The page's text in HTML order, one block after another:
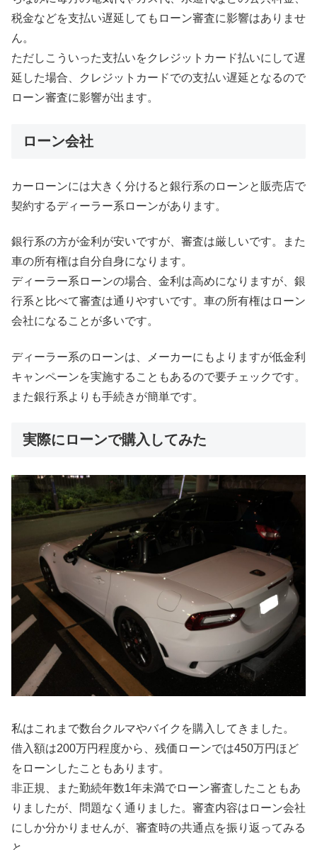
税金などを支払い遅延してもローン審査に影響はありませ
ん。
ただしこういった支払いをクレジットカード払いにして遅
延した場合、クレジットカードでの支払い遅延となるので
ローン審査に影響が出ます。
ローン会社
カーローンには大きく分けると銀行系のローンと販売店で
契約するディーラー系ローンがあります。
銀行系の方が金利が安いですが、審査は厳しいです。また
車の所有権は自分自身になります。
ディーラー系ローンの場合、金利は高めになりますが、銀
行系と比べて審査は通りやすいです。車の所有権はローン
会社になることが多いです。
ディーラー系のローンは、メーカーにもよりますが低金利
キャンペーンを実施することもあるので要チェックです。
また銀行系よりも手続きが簡単です。
実際にローンで購入してみた
私はこれまで数台クルマやバイクを購入してきました。
借入額は200万円程度から、残価ローンでは450万円ほど
をローンしたこともあります。
非正規、また勤続年数1年未満でローン審査したこともあ
りましたが、問題なく通りました。審査内容はローン会社
にしか分かりませんが、審査時の共通点を振り返ってみる
と